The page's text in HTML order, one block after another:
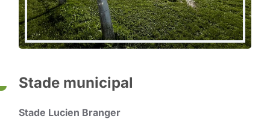
Stade municipal
Stade Lucien Branger